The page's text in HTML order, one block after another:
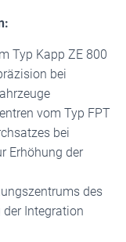
Typ Kapp ZE 800
bei
vom Typ FPT
bei
Erhöhung der
des
Integration